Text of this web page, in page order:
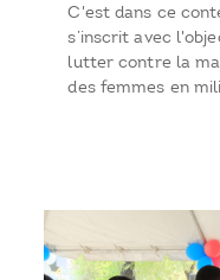
C'est dans ce
s’inscrit avec
lutter contre la
des femmes en